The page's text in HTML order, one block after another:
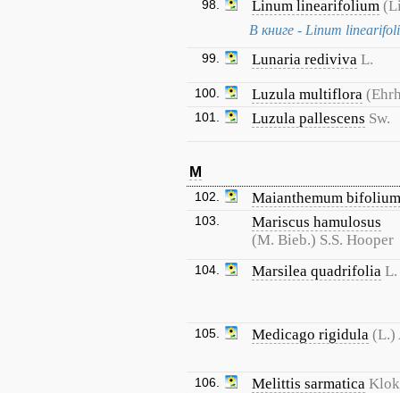
98. Linum linearifolium
В книге - Linum
99. Lunaria rediviva L.
100. Luzula multiflora
101. Luzula pallescens Sw.
M
102. Maianthemum bifolium
103.
Mariscus hamulosus
(M. Bieb.) S.S. Hooper
104. Marsilea quadrifolia L.
105. Medicago rigidula (L.)
106. Melittis sarmatica